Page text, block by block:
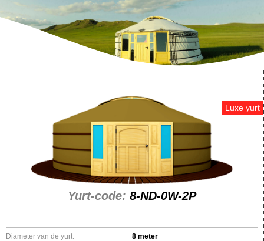
Luxe yurt
Yurt-code: 8-ND-0W-2P
Diameter van de yurt:
8 meter